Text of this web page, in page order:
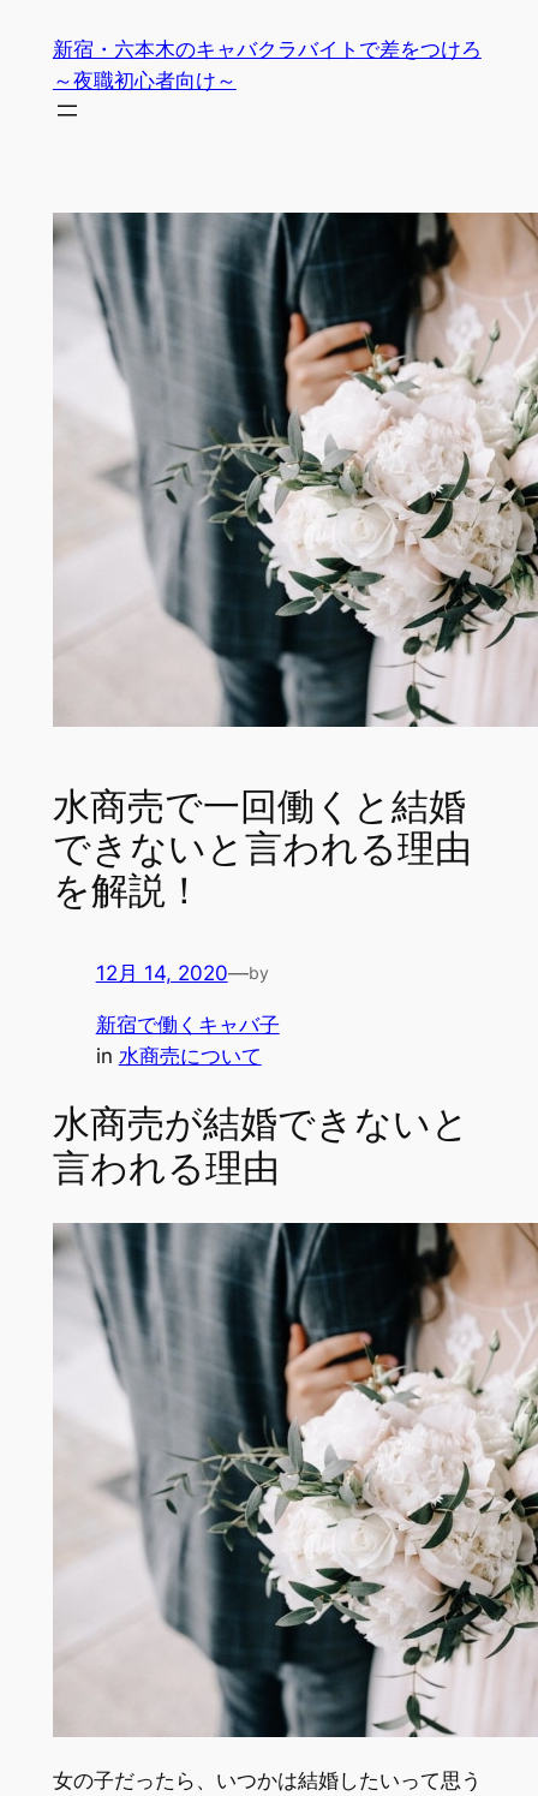
新宿・六本木のキャバクラバイトで差をつけろ
～夜職初心者向け～
水商売で一回働くと結婚
できないと言われる理由
を解説！
12月 14, 2020—by
新宿で働くキャバ子
in 水商売について
水商売が結婚できないと
言われる理由
女の子だったら、いつかは結婚したいって思う